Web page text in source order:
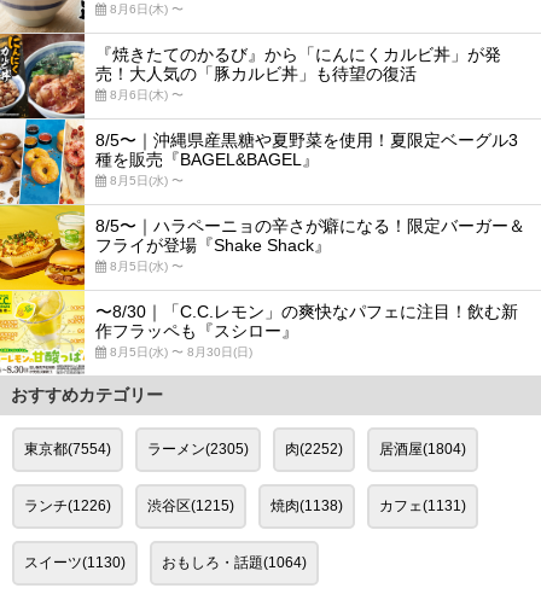
8月6日(木) 〜
『焼きたてのかるび』から「にんにくカルビ丼」が発
売！大人気の「豚カルビ丼」も待望の復活
8月6日(木) 〜
8/5〜｜沖縄県産黒糖や夏野菜を使用！夏限定ベーグル3
種を販売『BAGEL&BAGEL』
8月5日(水) 〜
8/5〜｜ハラペーニョの辛さが癖になる！限定バーガー＆
フライが登場『Shake Shack』
8月5日(水) 〜
〜8/30｜「C.C.レモン」の爽快なパフェに注目！飲む新
作フラッペも『スシロー』
8月5日(水) 〜 8月30日(日)
おすすめカテゴリー
東京都(7554) ラーメン(2305) 肉(2252) 居酒屋(1804)
ランチ(1226) 渋谷区(1215) 焼肉(1138) カフェ(1131)
スイーツ(1130) おもしろ・話題(1064)